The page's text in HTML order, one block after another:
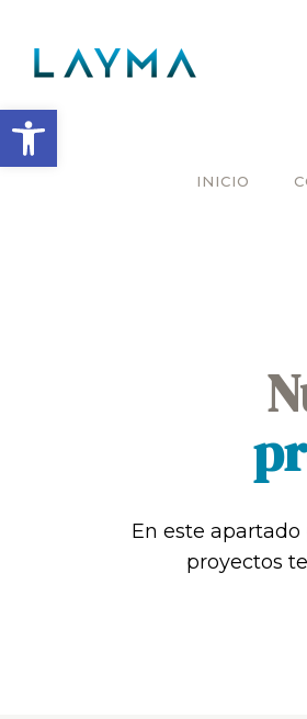
Abrir barra de herramientas
INICIO
En este
proyectos